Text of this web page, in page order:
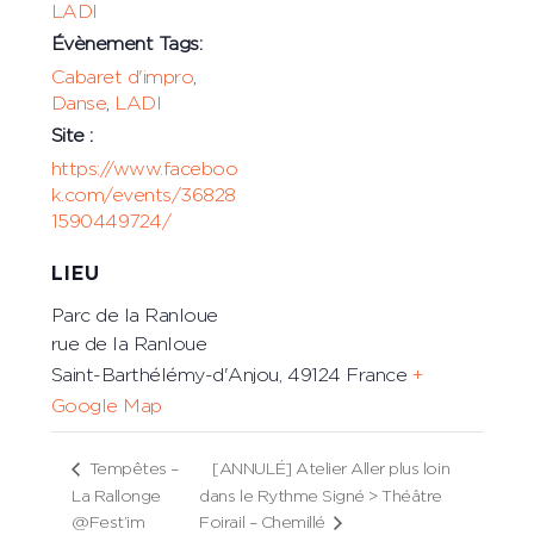
LADI
Évènement Tags:
Cabaret d'impro
Danse LADI
Site :
https://www.faceboo
k.com/events/36828
1590449724/
LIEU
Parc de la Ranloue
rue de la Ranloue
Saint-Barthélémy-d'Anjou 49124 France +
Google Map
Tempêtes –
La Rallonge
@Fest’im
[ANNULÉ] Atelier Aller plus loin
dans le Rythme Signé > Théâtre
Foirail – Chemillé